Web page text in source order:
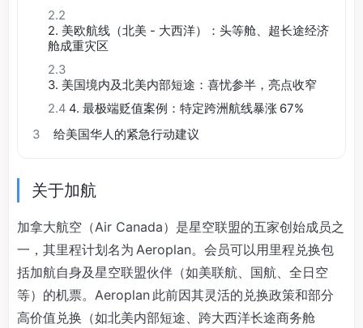
2.2
2. 美欧航线（北美 - 大西洋）：头等舱、超长途经济
舱成重灾区
2.3
3. 美国境内及北美内部短途：喜忧参半，亮点收窄
2.4 4. 最极端贬值案例：特定跨洲航线暴涨 67%
3
给美国华人的紧急行动建议
关于加航
加拿大航空（Air Canada）是星空联盟的五家创始成员之
一，其里程计划名为 Aeroplan。会员可以用里程兑换包
括加航自身及星空联盟伙伴（如美联航、国航、全日空
等）的机票。Aeroplan 此前因其灵活的兑换政策和部分
高价值兑换（如北美内部短途、跨大西洋长途商务舱